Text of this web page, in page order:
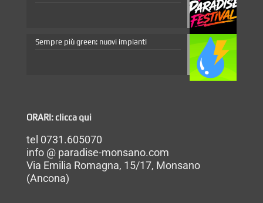
Sempre più green: nuovi impianti
ORARI: clicca qui
tel 0731.605070
info @ paradise-monsano.com
Via Emilia Romagna, 15/17, Monsano
(Ancona)